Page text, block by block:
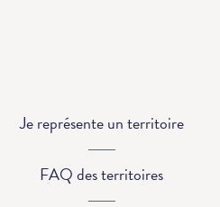
Je représente un territoire
FAQ des territoires